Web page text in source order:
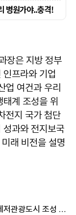
장은 지방 정부
프라와 기업
업 여건과 우리
계 조성을 위
전지 국가 첨단
과와 전지보국
래 비전을 설명
포항시, 1조3500억원 투입 복합 해양레저관광도시 조성 본격화